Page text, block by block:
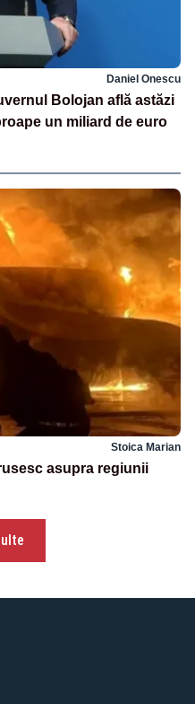
Daniel Onescu
Bolojan află astăzi
un miliard de euro
Stoica Marian
asupra regiunii